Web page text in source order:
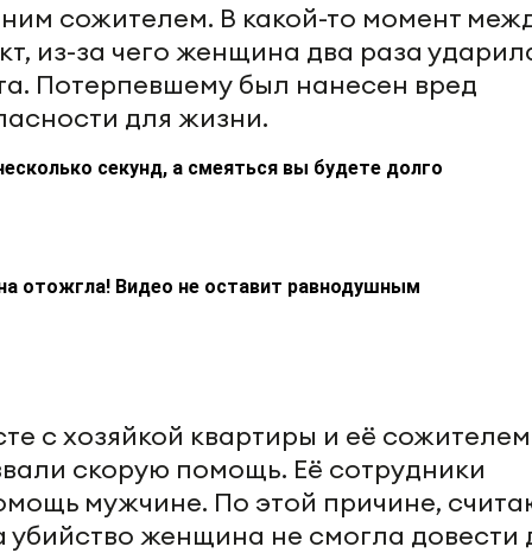
сожителем. В какой-то момент
из-за чего женщина два раза
Потерпевшему был нанесен вред
для жизни.
секунд, а смеяться вы будете долго
отожгла! Видео не оставит равнодушным
с хозяйкой квартиры и её сожителем
скорую помощь. Её сотрудники
мужчине. По этой причине,
убийство женщина не смогла довести